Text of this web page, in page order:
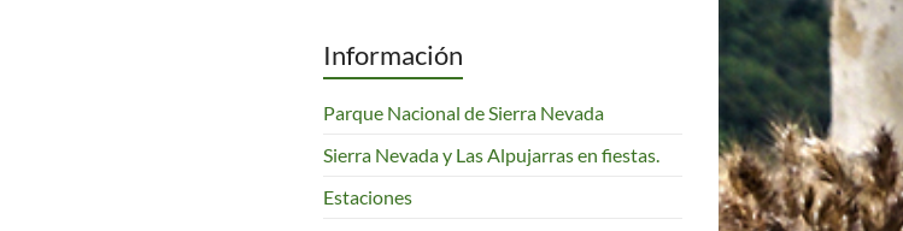
Información
Parque Nacional de Sierra Nevada
Sierra Nevada y Las Alpujarras en fiestas.